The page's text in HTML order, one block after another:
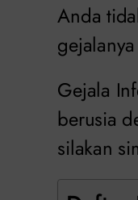
Anda
Gejala
berusia
silakan